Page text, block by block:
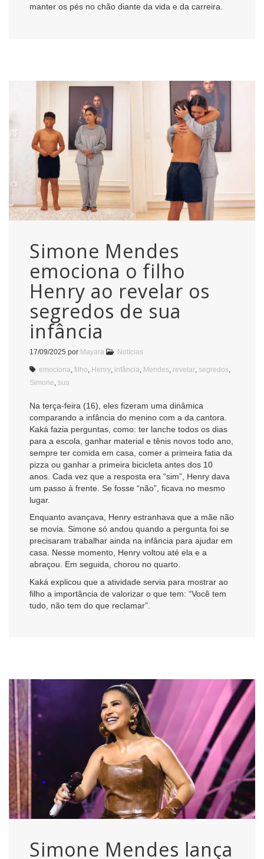
manter os pés no chão diante da vida e da carreira.
Simone Mendes
emociona o filho
Henry ao revelar os
segredos de sua
infância
17/09/2025 por Mayara Notícias
emociona filho Henry infância Mendes revelar segredos
Simone sua
Na terça-feira (16), eles fizeram uma dinâmica
comparando a infância do menino com a da cantora.
Kaká fazia perguntas, como: ter lanche todos os dias
para a escola, ganhar material e tênis novos todo ano,
sempre ter comida em casa, comer a primeira fatia da
pizza ou ganhar a primeira bicicleta antes dos 10
anos. Cada vez que a resposta era “sim”, Henry dava
um passo à frente. Se fosse “não”, ficava no mesmo
lugar.
Enquanto avançava, Henry estranhava que a mãe não
se movia. Simone só andou quando a pergunta foi se
precisaram trabalhar ainda na infância para ajudar em
casa. Nesse momento, Henry voltou até ela e a
abraçou. Em seguida, chorou no quarto.
Kaká explicou que a atividade servia para mostrar ao
filho a importância de valorizar o que tem: “Você tem
tudo, não tem do que reclamar”.
Simone Mendes lança